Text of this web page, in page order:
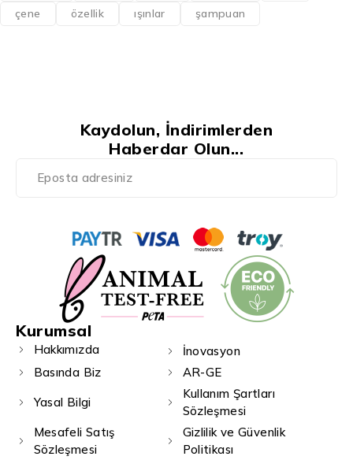
çene
özellik ışınlar şampuan
Kurumsal
Hakkımızda
İnovasyon
Basında Biz
AR-GE
Yasal Bilgi
Kullanım Şartları
Sözleşmesi
Mesafeli Satış
Sözleşmesi
Gizlilik ve Güvenlik
Politikası
Kaydolun, İndirimlerden
Haberdar Olun...